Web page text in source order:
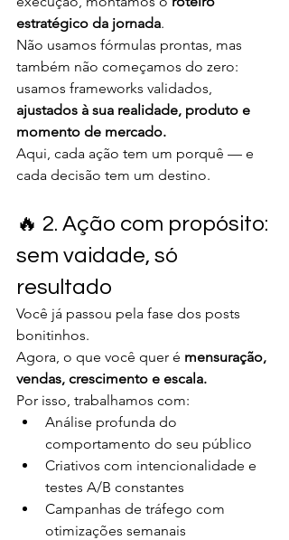
estratégico da jornada.
Não usamos fórmulas prontas, mas
também não começamos do zero:
usamos frameworks validados,
ajustados à sua realidade, produto e
momento de mercado.
Aqui, cada ação tem um porquê — e
cada decisão tem um destino.
🔥 2. Ação com propósito:
sem vaidade, só
resultado
Você já passou pela fase dos posts
bonitinhos.
Agora, o que você quer é mensuração,
vendas, crescimento e escala.
Por isso, trabalhamos com:
Análise profunda do
comportamento do seu público
Criativos com intencionalidade e
testes A/B constantes
Campanhas de tráfego com
otimizações semanais